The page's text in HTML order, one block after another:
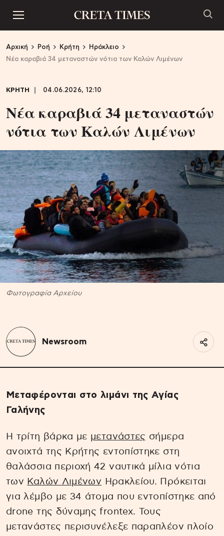
Αρχική Ροή Κρήτη
Ηράκλειο
Νέα καραβιά 34 μεταναστών νότια των Καλών Λιμένων
ΚΡΗΤΗ 04.06.2026, 12:10
Νέα καραβιά 34 μεταναστών
νότια των Καλών Λιμένων
Φωτογραφία Αρχείου
Newsroom
Mεταφέρονται στο λιμάνι της Αγίας
Γαλήνης
Η τρίτη βάρκα με μετανάστες σήμερα
ανοιχτά της Κρήτης εντοπίστηκε στη
θαλάσσια περιοχή 42 ναυτικά μίλια νότια
των Καλών Λιμένων Ηρακλείου. Πρόκειται
για λέμβο με 34 άτομα που εντοπίστηκε από
drone της δύναμης frontex. Τους
μετανάστες περισυνέλεξε παραπλέον πλοίο